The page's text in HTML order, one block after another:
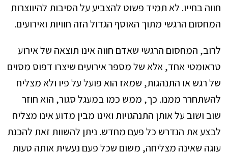
חווה בחייו. לא תמיד פשוט להצביע על הסיבות להיווצרות
המחסום הרגשי מתוך האוסף הגדול הזה חוויות ואירועים.
לרוב, המחסום הרגשי שאדם חווה אינו תוצאה של אירוע
טראומטי אחד, אלא של מספר אירועים שיצרו דפוס מסוים
של רגש או התנהגות, שמאז הוא פועל על פיו ולא מצליח
להשתחרר ממנו. כך, ממש כמו במעגל סגור, הוא חוזר
שוב ושוב על אותן התנהגויות ואינו מבין מדוע אינו מצליח
לבצע את הנדרש כל פעם מחדש. ניתן להשוות זאת להכנת
עוגה שאינה מצליחה, משום שכל פעם נעשית אותה טעות